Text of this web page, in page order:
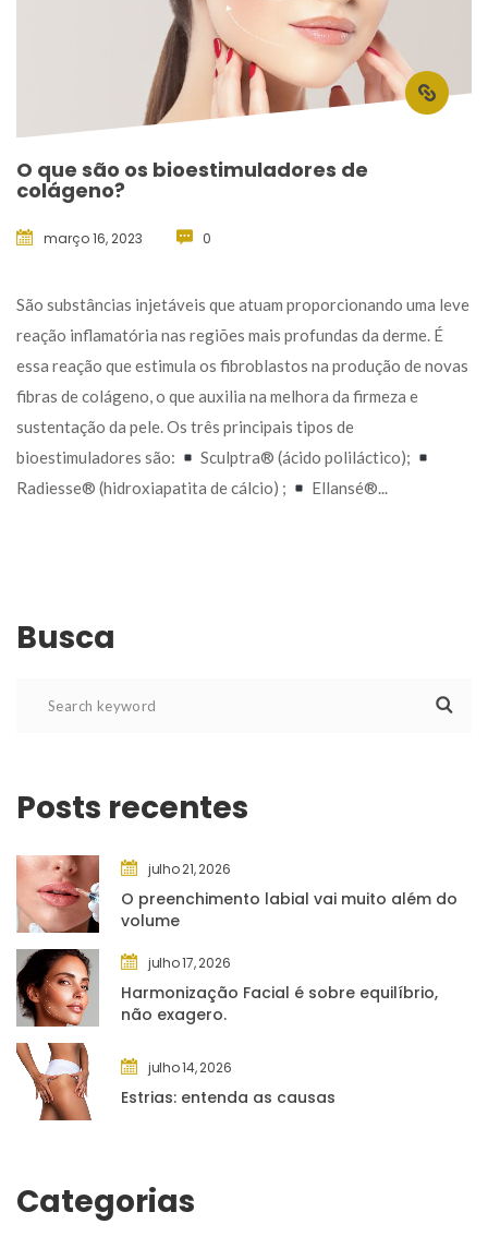
O que são os bioestimuladores de
colágeno?
março 16, 2023 0
São substâncias injetáveis que atuam proporcionando uma leve
reação inflamatória nas regiões mais profundas da derme. É
essa reação que estimula os fibroblastos na produção de novas
fibras de colágeno, o que auxilia na melhora da firmeza e
ustentação da pele. Os três principais tipos de
bioestimuladores são:
Sculptra® (ácido poliláctico);
Radiesse® (hidroxiapatita de cálcio) ;
Ellansé®...
Busca
Posts recente
julho 21, 2026
O preenchimento labial vai muito além do
volume
julho 17, 2026
Harmonização Facial é sobre equilíbrio,
não exagero.
julho 14, 2026
Estrias: entenda as causa
Categoria